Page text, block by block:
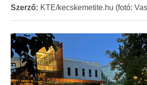
Szerző: KTE/kecskemetite.hu (fotó: